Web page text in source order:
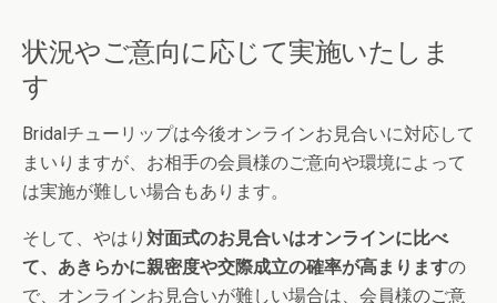
状況やご意向に応じて実施いたしま
す
Bridalチューリップは今後オンラインお見合いに対応して
まいりますが、お相手の会員様のご意向や環境によって
は実施が難しい場合もあります。
そして、やはり 対面式のお見合いはオンラインに比べ
て、あきらかに親密度や交際成立の確率が高まりますの
で、オンラインお見合いが難しい場合は、会員様のご意